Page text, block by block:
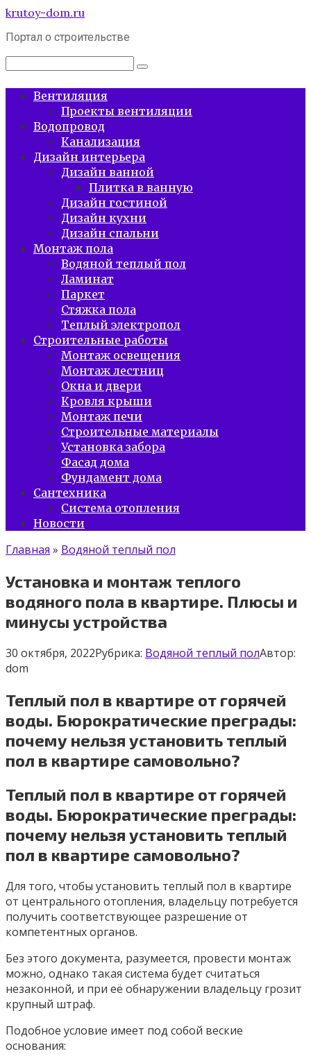
Перейти
контенту
krutoy-dom.ru
Портал о строительстве
Поиск:
Вентиляция
Проекты вентиляции
Водопровод
Канализация
Дизайн интерьера
Дизайн ванной
Плитка в ванную
Дизайн гостиной
Дизайн кухни
Дизайн спальни
Монтаж пола
Водяной теплый пол
Ламинат
Паркет
Стяжка пола
Теплый электропол
Строительные работы
Монтаж освещения
Монтаж лестниц
Окна и двери
Кровля крыши
Монтаж печи
Строительные материалы
Установка забора
Фасад дома
Фундамент дома
Сантехника
Система отопления
Новости
Главная » Водяной теплый пол
Установка и монтаж теплого
водяного пола в квартире. Плюсы и
минусы устройства
30 октября, 2022Рубрика: Водяной теплый полАвтор:
dom
Теплый пол в квартире от горячей
воды. Бюрократические преграды:
почему нельзя установить теплый
пол в квартире самовольно?
Теплый пол в квартире от горячей
воды. Бюрократические преграды:
почему нельзя установить теплый
пол в квартире самовольно?
Для того, чтобы установить теплый пол в квартире
от центрального отопления, владельцу потребуется
получить соответствующее разрешение от
компетентных органов.
Без этого документа, разумеется, провести монтаж
можно, однако такая система будет считаться
незаконной, и при её обнаружении владельцу грозит
крупный штраф.
Подобное условие имеет под собой веские
основания: